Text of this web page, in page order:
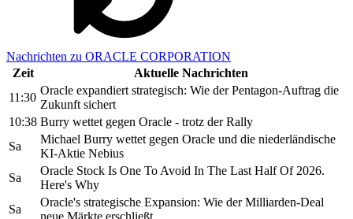
Nachrichten zu ORACLE CORPORATION
Zeit
Aktuelle Nachrichten
11:30
Oracle expandiert strategisch: Wie der Pentagon-Auftrag die
Zukunft sichert
10:38 Burry wettet gegen Oracle - trotz der Rally
Sa
Michael Burry wettet gegen Oracle und die niederländische
KI-Aktie Nebius
Sa
Oracle Stock Is One To Avoid In The Last Half Of 2026.
Here's Why
Sa
Oracle's strategische Expansion: Wie der Milliarden-Deal
neue Märkte erschließt